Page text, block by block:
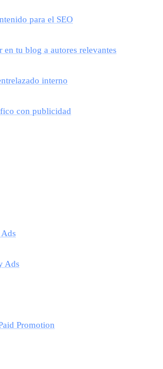
para el SEO
en tu blog a autores relevantes
interno
con publicidad
Ads
Ads
Promotion